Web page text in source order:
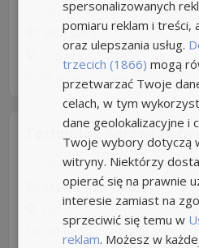
Umowa o pracę Rodzaj
MOJ S.A 4,8
Osowiec, k. Opola
9 dni temu z
praca.pl
Technolog Sprzedawca
Umowa o pracę Rodzaj
Morad Sp.z o.o 4,9
Tuchom
10 dni temu z
praca.pl
spersonalizowanych
pomiaru reklam i treści,
oraz ulepszania usług.
trzecich (1866) mogą
przetwarzać Twoje
celach, w tym
dane geolokalizacyjne i
Twoje wybory dotyczą
witryny. Niektórzy
opierać się na prawnie
interesie zamiast na
sprzeciwić się temu w
reklam. Możesz w